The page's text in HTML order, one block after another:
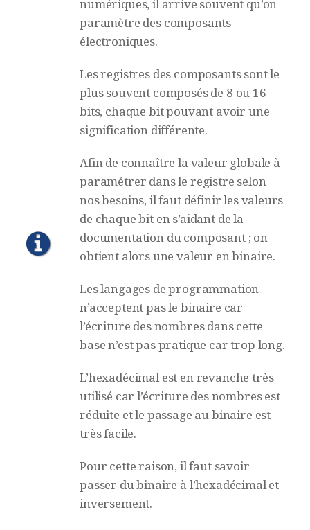
numériques, il arrive souvent qu’on
paramètre des composants
électroniques.
Les registres des composants sont le
plus souvent composés de 8 ou 16
bits, chaque bit pouvant avoir une
signification différente.
Afin de connaître la valeur globale à
paramétrer dans le registre selon
nos besoins, il faut définir les valeurs
de chaque bit en s’aidant de la
documentation du composant ; on
obtient alors une valeur en binaire.
Les langages de programmation
n’acceptent pas le binaire car
l’écriture des nombres dans cette
base n’est pas pratique car trop long.
L’hexadécimal est en revanche très
utilisé car l’écriture des nombres est
réduite et le passage au binaire est
très facile.
Pour cette raison, il faut savoir
passer du binaire à l’hexadécimal et
inversement.